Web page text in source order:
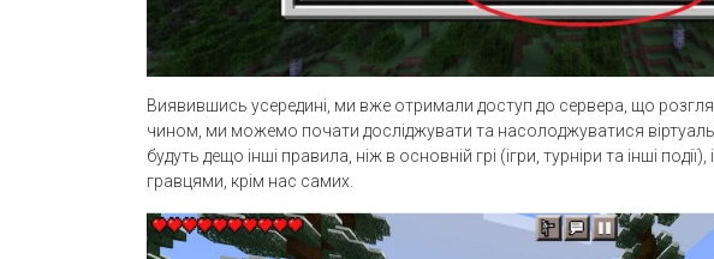
Виявившись усередині, ми вже отримали доступ до сервера, що
чином, ми можемо почати досліджувати та насолоджуватися
будуть дещо інші правила, ніж в основній грі (ігри, турніри та інші
гравцями, крім нас самих.